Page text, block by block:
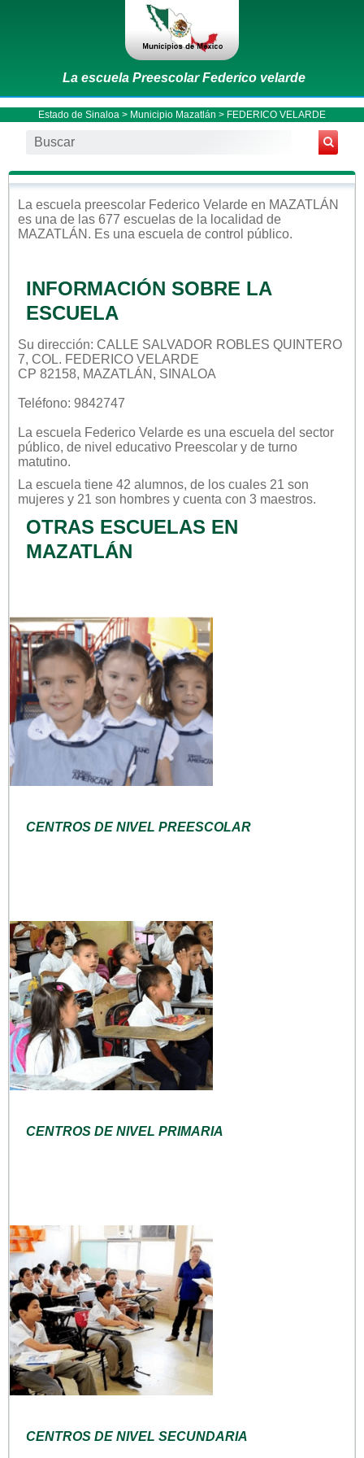
La escuela Preescolar Federico velarde
Estado de Sinaloa > Municipio Mazatlán > FEDERICO VELARDE
La escuela preescolar Federico Velarde en MAZATLÁN
es una de las 677 escuelas de la localidad de
MAZATLÁN . Es una escuela de control público.
INFORMACIÓN SOBRE LA
ESCUELA
Su dirección: CALLE SALVADOR ROBLES QUINTERO
7, COL. FEDERICO VELARDE
CP 82158, MAZATLÁN, SINALOA
Teléfono: 9842747
La escuela Federico Velarde es una escuela del sector
público, de nivel educativo Preescolar y de turno
matutino.
La escuela tiene 42 alumnos, de los cuales 21 son
mujeres y 21 son hombres y cuenta con 3 maestros.
OTRAS ESCUELAS EN
MAZATLÁN
CENTROS DE NIVEL PREESCOLAR
CENTROS DE NIVEL PRIMARIA
CENTROS DE NIVEL SECUNDARIA